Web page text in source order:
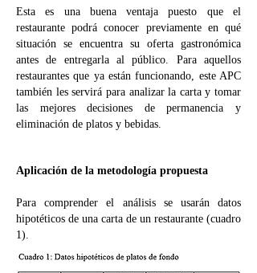
Esta es una buena ventaja puesto que el
restaurante podrá conocer previamente en qué
situación se encuentra su oferta gastronómica
antes de entregarla al público. Para aquellos
restaurantes que ya están funcionando, este APC
también les servirá para analizar la carta y tomar
las mejores decisiones de permanencia y
eliminación de platos y bebidas.
Aplicación de la metodología propuesta
Para comprender el análisis se usarán datos
hipotéticos de una carta de un restaurante (cuadro
1).